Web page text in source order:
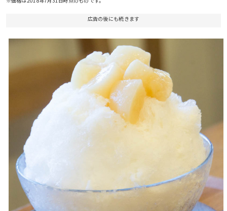
広告の後にも続きます